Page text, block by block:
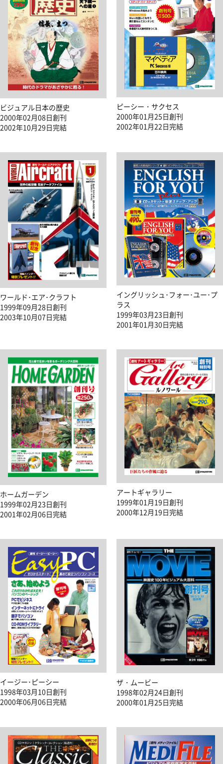
ビジュアル日本の歴史
2000年02月08日創刊
2002年10月29日完結
ピーシー・サクセス
2000年01月25日創刊
2002年01月22日完結
ワールド･エア･クラフト
1999年09月28日創刊
2003年10月07日完結
イングリッシュ･フォー･ユー･プ
ラス
1999年03月23日創刊
2001年01月30日完結
ホームガーデン
1999年02月23日創刊
2001年02月06日完結
アートギャラリー
1999年01月19日創刊
2000年12月19日完結
イージー･ピーシー
1998年03月10日創刊
2000年06月06日完結
ザ・ムービー
1998年02月24日創刊
2000年01月25日完結